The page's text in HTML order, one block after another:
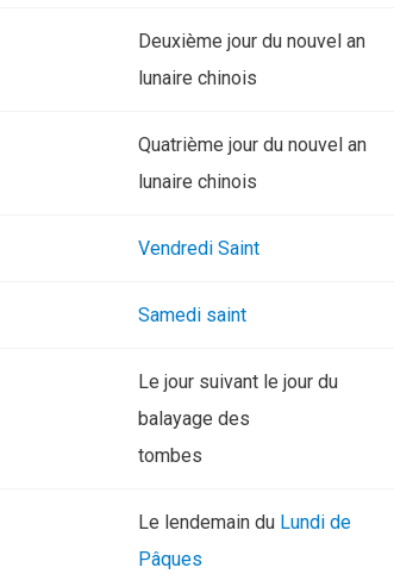
Deuxième jour du nouvel an
lunaire chinois
Quatrième jour du nouvel an
lunaire chinois
Vendredi Saint
Samedi saint
Le jour suivant le jour du
balayage des
tombes
Le lendemain du Lundi de
Pâques